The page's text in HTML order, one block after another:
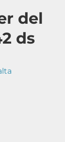
del
ds